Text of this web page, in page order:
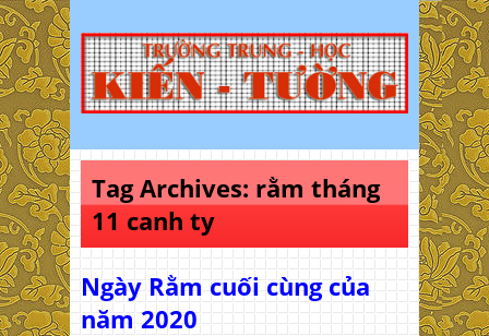
Tag Archives: rằm tháng
11 canh ty
Ngày Rằm cuối cùng của
năm 2020